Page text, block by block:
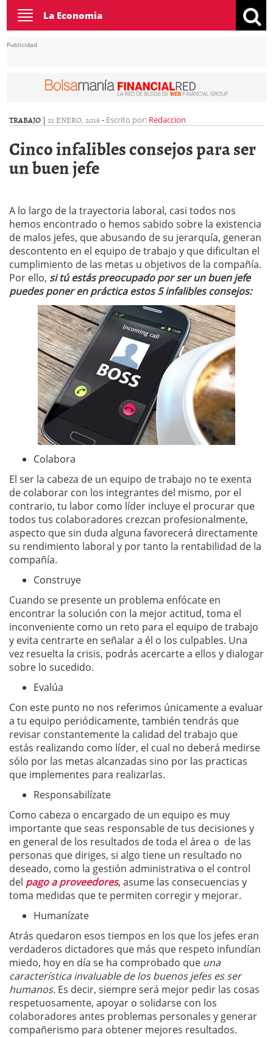
Toggle
navigation
La Economia
Publicidad
TRABAJO | 21 ENERO, 2016- Escrito por: Redaccion
Cinco infalibles consejos para ser
un buen jefe
A lo largo de la trayectoria laboral, casi todos nos
hemos encontrado o hemos sabido sobre la existencia
de malos jefes, que abusando de su jerarquía, generan
descontento en el equipo de trabajo y que dificultan el
cumplimiento de las metas u objetivos de la compañía.
Por ello, si tú estás preocupado por ser un buen jefe
puedes poner en práctica estos 5 infalibles consejos:
Colabora
El ser la cabeza de un equipo de trabajo no te exenta
de colaborar con los integrantes del mismo, por el
contrario, tu labor como líder incluye el procurar que
todos tus colaboradores crezcan profesionalmente,
aspecto que sin duda alguna favorecerá directamente
su rendimiento laboral y por tanto la rentabilidad de la
compañía.
Construye
Cuando se presente un problema enfócate en
encontrar la solución con la mejor actitud, toma el
inconveniente como un reto para el equipo de trabajo
y evita centrarte en señalar a él o los culpables. Una
vez resuelta la crisis, podrás acercarte a ellos y dialogar
sobre lo sucedido.
Evalúa
Con este punto no nos referimos únicamente a evaluar
a tu equipo periódicamente, también tendrás que
revisar constantemente la calidad del trabajo que
estás realizando como líder, el cual no deberá medirse
sólo por las metas alcanzadas sino por las practicas
que implementes para realizarlas.
Responsabilízate
Como cabeza o encargado de un equipo es muy
importante que seas responsable de tus decisiones y
en general de los resultados de toda el área o de las
personas que diriges, si algo tiene un resultado no
deseado, como la gestión administrativa o el control
del pago a proveedores, asume las consecuencias y
toma medidas que te permiten corregir y mejorar.
Humanízate
Atrás quedaron esos tiempos en los que los jefes eran
verdaderos dictadores que más que respeto infundían
miedo, hoy en día se ha comprobado que una
característica invaluable de los buenos jefes es ser
humanos. Es decir, siempre será mejor pedir las cosas
respetuosamente, apoyar o solidarse con los
colaboradores antes problemas personales y generar
compañerismo para obtener mejores resultados.